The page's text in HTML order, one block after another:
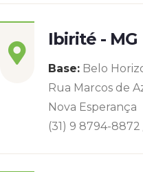
Ibirité - MG
Base: Belo
Rua Marcos de
Nova Esperança
(31) 9 8794-8872